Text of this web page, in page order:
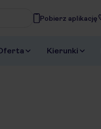
Pobierz aplikację
Kierunki